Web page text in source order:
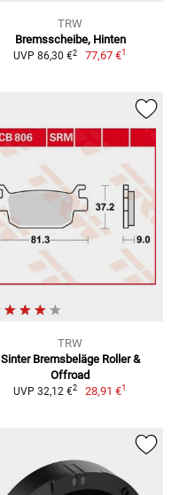
TRW
Bremsscheibe, Hinten
UVP 86,30 €2 77,67 €1
TRW
Sinter Bremsbeläge Roller &
Offroad
UVP 32,12 €2 28,91 €1